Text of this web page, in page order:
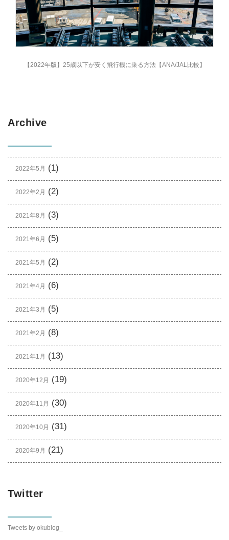
【2022年版】25歳以下が安く飛行機に乗る方法【ANA/JAL比較】
Archive
2022年5月 (1)
2022年2月 (2)
2021年8月 (3)
2021年6月 (5)
2021年5月 (2)
2021年4月 (6)
2021年3月 (5)
2021年2月 (8)
2021年1月 (13)
2020年12月 (19)
2020年11月 (30)
2020年10月 (31)
2020年9月 (21)
Twitter
Tweets by okublog_